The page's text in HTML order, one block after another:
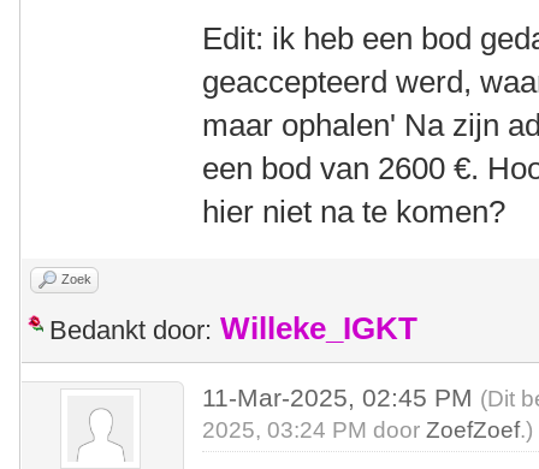
Edit: ik heb een bod
geaccepteerd werd,
maar ophalen' Na zijn
een bod van 2600 €.
hier niet na te komen?
Zoek
Bedankt door: Willeke_IGKT
11-Mar-2025, 02:45 PM (Dit
2025, 03:24 PM doorZoefZoef.)